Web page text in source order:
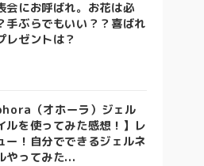
会にお呼ばれ。お花は必
手ぶらでもいい？？喜ばれ
レゼントは？
（オホーラ）ジェル
ルを使ってみた感想！】レ
ー！自分でできるジェルネ
やってみた...